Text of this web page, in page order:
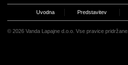
Uvodna Predstavitev
© 2026 Vanda Lapajne d.o.o. Vse pravice pridržane.